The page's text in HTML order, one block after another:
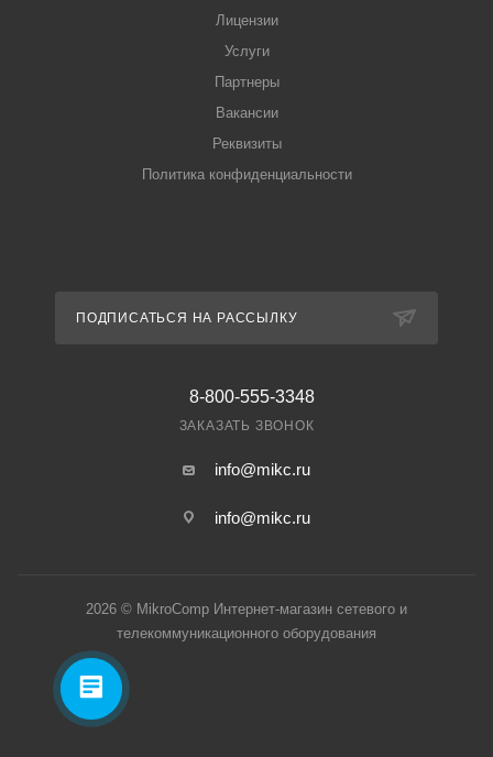
Лицензии
Услуги
Партнеры
Вакансии
Реквизиты
Политика конфиденциальности
ПОДПИСАТЬСЯ НА РАССЫЛКУ
8-800-555-3348
ЗАКАЗАТЬ ЗВОНОК
info@mikc.ru
info@mikc.ru
2026 © MikroComp Интернет-магазин сетевого и
телекоммуникационного оборудования